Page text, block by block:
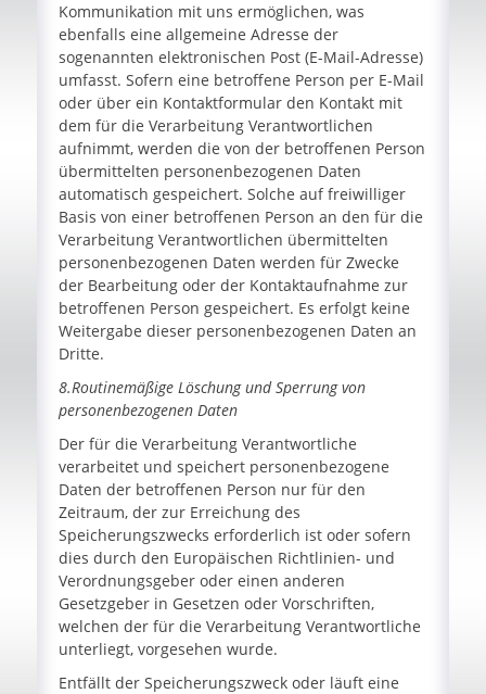
Kommunikation mit uns ermöglichen, was
ebenfalls eine allgemeine Adresse der
sogenannten elektronischen Post (E-Mail-Adresse)
umfasst. Sofern eine betroffene Person per E-Mail
oder über ein Kontaktformular den Kontakt mit
dem für die Verarbeitung Verantwortlichen
aufnimmt, werden die von der betroffenen Person
übermittelten personenbezogenen Daten
automatisch gespeichert. Solche auf freiwilliger
Basis von einer betroffenen Person an den für die
Verarbeitung Verantwortlichen übermittelten
personenbezogenen Daten werden für Zwecke
der Bearbeitung oder der Kontaktaufnahme zur
betroffenen Person gespeichert. Es erfolgt keine
Weitergabe dieser personenbezogenen Daten an
Dritte.
8.Routinemäßige Löschung und Sperrung von
personenbezogenen Daten
Der für die Verarbeitung Verantwortliche
verarbeitet und speichert personenbezogene
Daten der betroffenen Person nur für den
Zeitraum, der zur Erreichung des
Speicherungszwecks erforderlich ist oder sofern
dies durch den Europäischen Richtlinien- und
Verordnungsgeber oder einen anderen
Gesetzgeber in Gesetzen oder Vorschriften,
welchen der für die Verarbeitung Verantwortliche
unterliegt, vorgesehen wurde.
Entfällt der Speicherungszweck oder läuft eine